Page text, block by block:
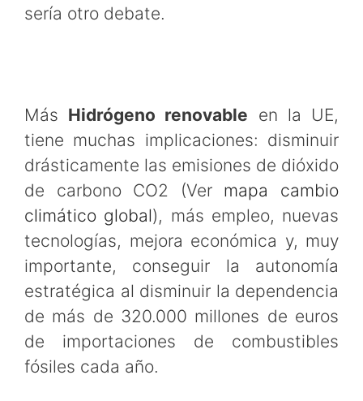
sería otro debate.
Más Hidrógeno renovable en la UE,
tiene muchas implicaciones: disminuir
drásticamente las emisiones de dióxido
de carbono CO2 (Ver mapa cambio
climático global), más empleo, nuevas
tecnologías, mejora económica y, muy
importante, conseguir la autonomía
estratégica al disminuir la dependencia
de más de 320.000 millones de euros
de importaciones de combustibles
fósiles cada año.